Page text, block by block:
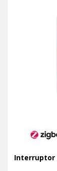
Interruptor